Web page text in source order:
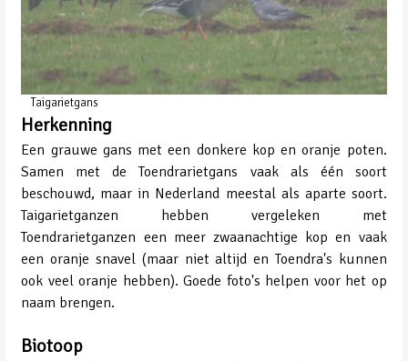
Taigarietgans
Herkenning
Een grauwe gans met een donkere kop en oranje poten.
Samen met de Toendrarietgans vaak als één soort
beschouwd, maar in Nederland meestal als aparte soort.
Taigarietganzen hebben vergeleken met
Toendrarietganzen een meer zwaanachtige kop en vaak
een oranje snavel (maar niet altijd en Toendra's kunnen
ook veel oranje hebben). Goede foto's helpen voor het op
naam brengen.
Biotoop